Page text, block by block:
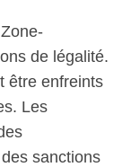
de légalité.
être enfreints
Les
sanctions